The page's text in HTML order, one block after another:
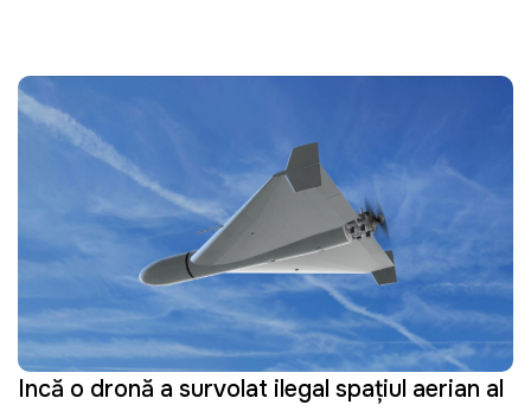
Incă o dronă a survolat ilegal spațiul aerian al